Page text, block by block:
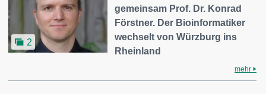
2
gemeinsam Prof. Dr. Konrad
Förstner. Der Bioinformatiker
wechselt von Würzburg ins
Rheinland
mehr